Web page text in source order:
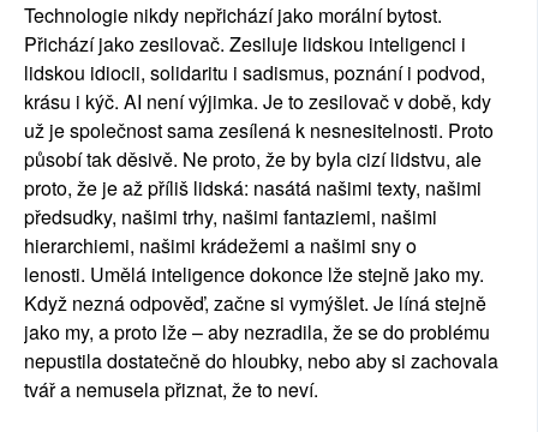
Technologie nikdy nepřichází jako morální bytost.
Přichází jako zesilovač. Zesiluje lidskou inteligenci i
lidskou idiocii, solidaritu i sadismus, poznání i podvod,
krásu i kýč. AI není výjimka. Je to zesilovač v době, kdy
už je společnost sama zesílená k nesnesitelnosti. Proto
působí tak děsivě. Ne proto, že by byla cizí lidstvu, ale
proto, že je až příliš lidská: nasátá našimi texty, našimi
předsudky, našimi trhy, našimi fantaziemi, našimi
hierarchiemi, našimi krádežemi a našimi sny o
lenosti. Umělá inteligence dokonce lže stejně jako my.
Když nezná odpověď, začne si vymýšlet. Je líná stejně
jako my, a proto lže – aby nezradila, že se do problému
nepustila dostatečně do hloubky, nebo aby si zachovala
tvář a nemusela přiznat, že to neví.